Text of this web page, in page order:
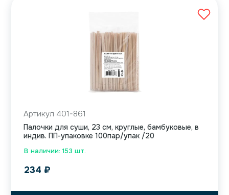
В наличии: 153 шт.
Артикул 401-861
Палочки для суши, 23 см, круглые, бамбуковые, в
индив. ПП-упаковке 100пар/упак /20
234 ₽